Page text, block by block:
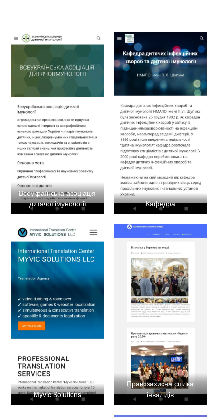
Всеукраїнська асоціація
дитячої імунології
Кафедра
Myvic Solutions
Правозахисна спілка
інвалідів